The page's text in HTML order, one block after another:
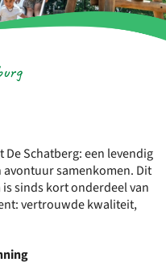
Schatberg: een levendig
samenkomen. Dit
sinds kort onderdeel van
vertrouwde kwaliteit,